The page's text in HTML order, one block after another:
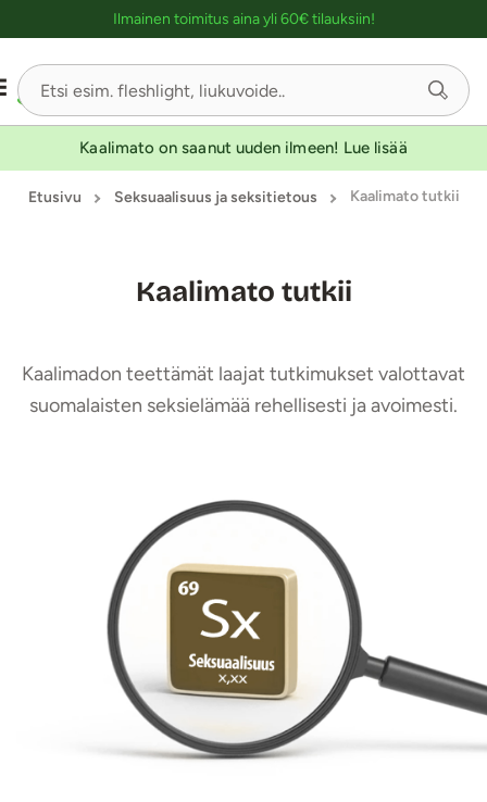
Ilmainen toimitus aina yli 60€ tilauksiin!
Kaalimato on saanut uuden ilmeen! Lue lisää
Etusivu Seksuaalisuus ja seksitietous Kaalimato tutkii
Kaalimato tutkii
Kaalimadon teettämät laajat tutkimukset valottavat
suomalaisten seksielämää rehellisesti ja avoimesti.